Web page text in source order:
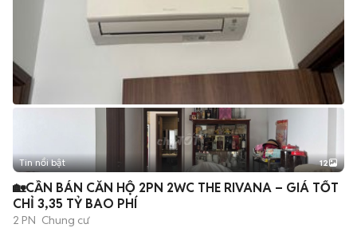
+2
Tin nổi bật 12
🏡CẦN BÁN CĂN HỘ 2PN 2WC THE RIVANA – GIÁ TỐT
CHỈ 3,35 TỶ BAO PHÍ
2 PN Chung cư